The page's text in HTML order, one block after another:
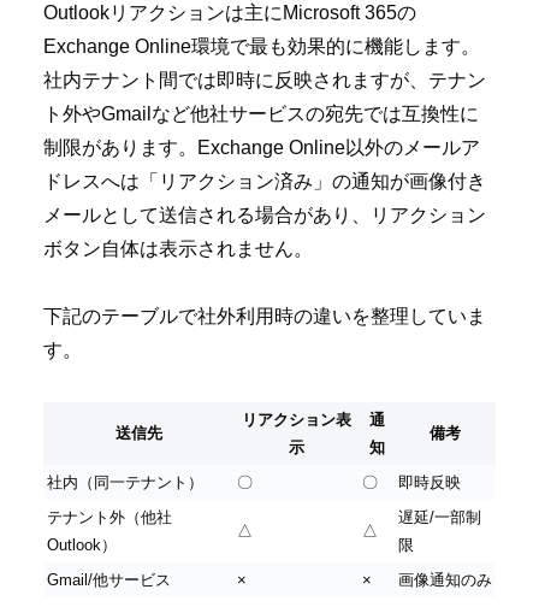
Outlookリアクションは主にMicrosoft 365の
Exchange Online環境で最も効果的に機能します。
社内テナント間では即時に反映されますが、テナン
ト外やGmailなど他社サービスの宛先では互換性に
制限があります。Exchange Online以外のメールア
ドレスへは「リアクション済み」の通知が画像付き
メールとして送信される場合があり、リアクション
ボタン自体は表示されません。
下記のテーブルで社外利用時の違いを整理していま
す。
送信先
リアクション表
示
通
知
備考
社内（同一テナント） 〇 〇
即時反映
テナント外（他社
Outlook）
△ △
遅延/一部制
限
Gmail/他サービス
× × 画像通知のみ